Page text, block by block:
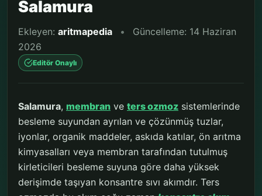
Salamura
Ekleyen: aritmapedia •
Güncelleme: 14 Haziran
2026
Editör Onaylı
Salamura, membran ve ters ozmoz sistemlerinde
besleme suyundan ayrılan ve çözünmüş tuzlar,
iyonlar, organik maddeler, askıda katılar, ön arıtma
kimyasalları veya membran tarafından tutulmuş
kirleticileri besleme suyuna göre daha yüksek
derişimde taşıyan konsantre sıvı akımdır. Ters